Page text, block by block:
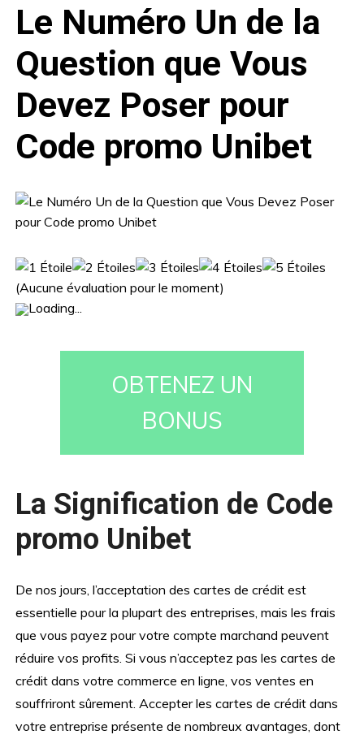
Le Numéro Un de la
Question que Vous
Devez Poser pour
Code promo Unibet
(Aucune évaluation pour le moment)
Loading...
OBTENEZ UN
BONUS
La Signification de Code
promo Unibet
De nos jours, l’acceptation des cartes de crédit est
essentielle pour la plupart des entreprises, mais les frais
que vous payez pour votre compte marchand peuvent
réduire vos profits. Si vous n’acceptez pas les cartes de
crédit dans votre commerce en ligne, vos ventes en
souffriront sûrement. Accepter les cartes de crédit dans
votre entreprise présente de nombreux avantages, dont